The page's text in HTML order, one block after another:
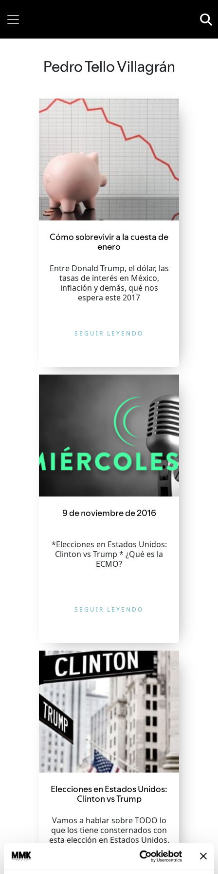
Pedro Tello Villagrán
Cómo sobrevivir a la cuesta de
enero
Entre Donald Trump, el dólar, las
tasas de interés en México,
inflación y demás, qué nos
espera este 2017
SEGUIR LEYENDO
9 de noviembre de 2016
*Elecciones en Estados Unidos:
Clinton vs Trump * ¿Qué es la
ECMO?
SEGUIR LEYENDO
Elecciones en Estados Unidos:
Clinton vs Trump
Vamos a hablar sobre TODO lo
que los tiene consternados con
esta elección en Estados Unidos.